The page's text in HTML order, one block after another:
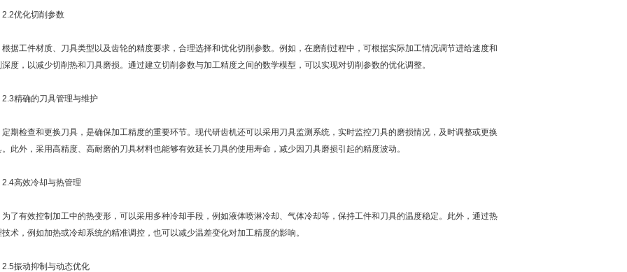
优化切削参数
工件材质、刀具类型以及齿轮的精度要求，合理选择和优化切削参数。例如，在磨削过程中，可根据实际加工情况调节进给速度和
深度，以减少切削热和刀具磨损。通过建立切削参数与加工精度之间的数学模型，可以实现对切削参数的优化调整。
精确的刀具管理与维护
检查和更换刀具，是确保加工精度的重要环节。现代研齿机还可以采用刀具监测系统，实时监控刀具的磨损情况，及时调整或更换
。此外，采用高精度、高耐磨的刀具材料也能够有效延长刀具的使用寿命，减少因刀具磨损引起的精度波动。
高效冷却与热管理
有效控制加工中的热变形，可以采用多种冷却手段，例如液体喷淋冷却、气体冷却等，保持工件和刀具的温度稳定。此外，通过热
技术，例如加热或冷却系统的精准调控，也可以减少温差变化对加工精度的影响。
振动抑制与动态优化